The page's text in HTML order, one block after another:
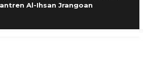
Al-Ihsan Jrangoan